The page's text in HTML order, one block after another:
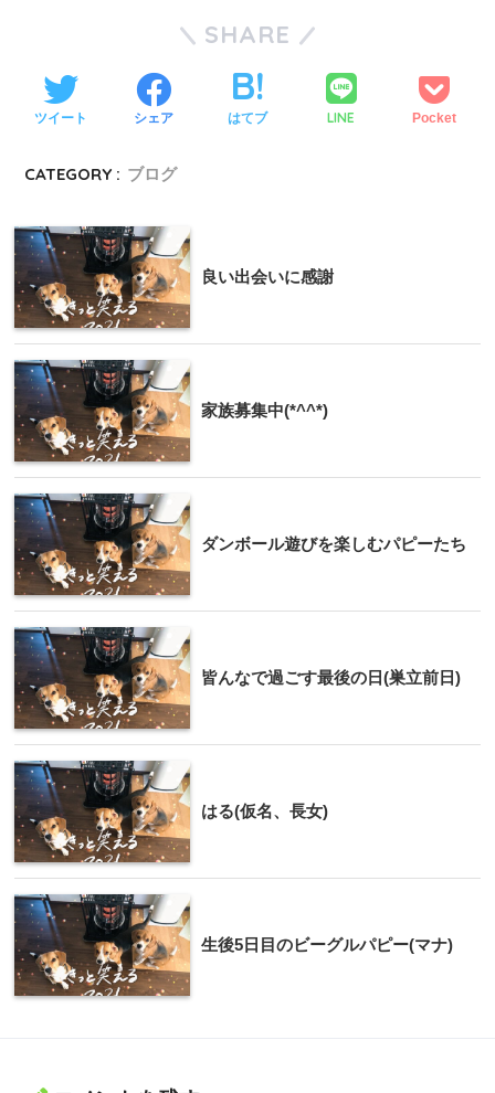
SHARE
ツイート シェア はてブ LINE Pocket
CATEGORY : ブログ
良い出会いに感謝
家族募集中(*^^*)
ダンボール遊びを楽しむパピーたち
皆んなで過ごす最後の日(巣立前日)
はる(仮名、長女)
生後5日目のビーグルパピー(マナ)